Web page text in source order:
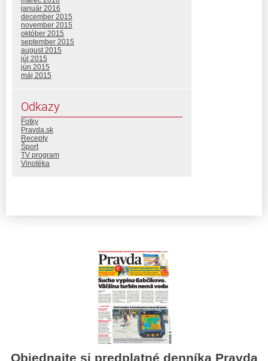
január 2016
december 2015
november 2015
október 2015
september 2015
august 2015
júl 2015
jún 2015
máj 2015
Odkazy
Fotky
Pravda.sk
Recepty
Šport
TV program
Vinotéka
Objednajte si predplatné denníka Pravda